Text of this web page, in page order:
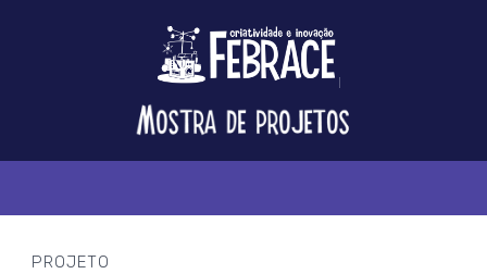
Logo
FEBRACE
Feira
Brasileira
Ciência
PROJETO